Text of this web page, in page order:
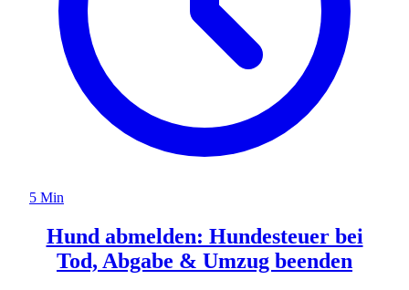
5 Min
Hund abmelden: Hundesteuer bei
Tod, Abgabe & Umzug beenden